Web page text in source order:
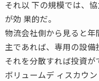
それ以 下の規模では、
が効 果的だ。
物流会社側から見ると
主であれば、専用の設備
それを分散すれば投資が
ボリュームデ ィスカウン